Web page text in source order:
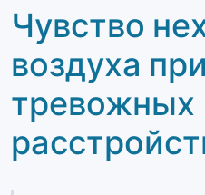
Чувство
воздуха при
тревожных